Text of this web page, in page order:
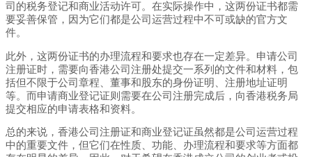
司的税务登记和商业活动许可。在实际操作中，这两份证书都需
要妥善保管，因为它们都是公司运营过程中不可或缺的官方文
件。
此外，这两份证书的办理流程和要求也存在一定差异。申请公司
注册证时，需要向香港公司注册处提交一系列的文件和材料，包
括但不限于公司章程、董事和股东的身份证明、注册地址证明
等。而申请商业登记证则需要在公司注册完成后，向香港税务局
提交相应的申请表格和资料。
总的来说，香港公司注册证和商业登记证虽然都是公司运营过程
中的重要文件，但它们在性质、功能、办理流程和要求等方面都